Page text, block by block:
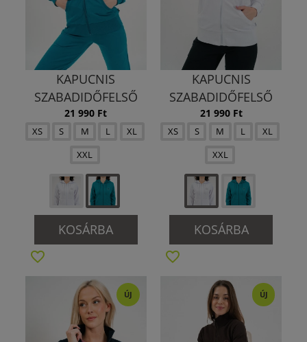
KAPUCNIS
SZABADIDŐFELSŐ
21 990 Ft
XS S M L
XL
XXL
KOSÁRBA
KAPUCNIS
SZABADIDŐFELSŐ
21 990 Ft
XS S M L
XL
XXL
KOSÁRBA
ÚJ ÚJ